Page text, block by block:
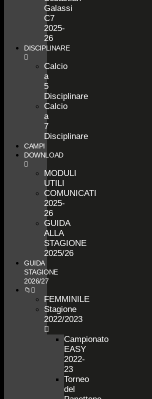
Galassi
C7
2025-
26
DISCIPLINARE
Calcio
a
5
Disciplinare
Calcio
a
7
Disciplinare
CAMPI
DOWNLOAD
MODULI
UTILI
COMUNICATI
2025-
26
GUIDA
ALLA
STAGIONE
2025/26
GUIDA
STAGIONE
2026/27
📁
FEMMINILE
Stagione
2022/2023
Campionato
EASY
2022-
23
Torneo
del